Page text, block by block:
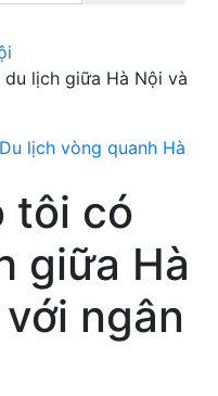
lịch giữa Hà Nội và
Du lịch vòng quanh Hà
tôi có
giữa Hà
ngân